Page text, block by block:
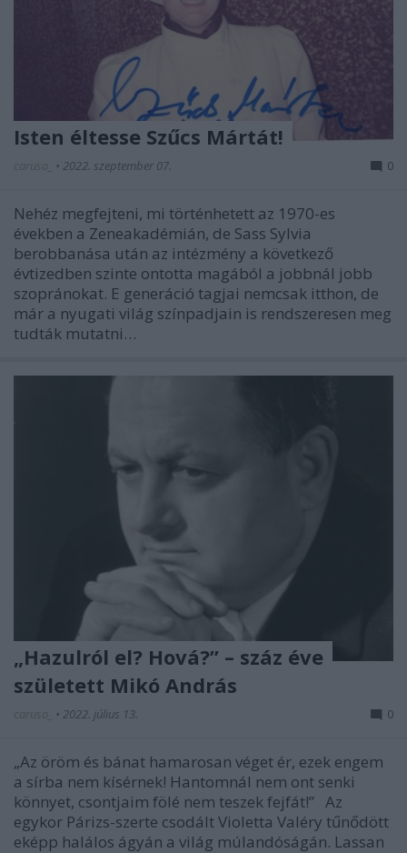
Isten éltesse Szűcs Mártát!
caruso_ • 2022. szeptember 07. 0
Nehéz megfejteni, mi történhetett az 1970-es
években a Zeneakadémián, de Sass Sylvia
berobbanása után az intézmény a következő
évtizedben szinte ontotta magából a jobbnál jobb
szopránokat. E generáció tagjai nemcsak itthon, de
már a nyugati világ színpadjain is rendszeresen meg
tudták mutatni…
„Hazulról el? Hová?” – száz éve
született Mikó András
caruso_ • 2022. július 13. 0
„Az öröm és bánat hamarosan véget ér, ezek engem
a sírba nem kísérnek! Hantomnál nem ont senki
könnyet, csontjaim fölé nem teszek fejfát!” Az
egykor Párizs-szerte csodált Violetta Valéry tűnődött
eképp halálos ágyán a világ múlandóságán. Lassan